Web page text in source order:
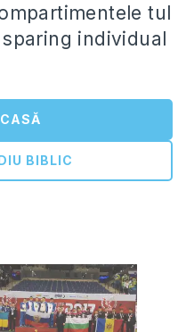
tul
individual
BIBLIC